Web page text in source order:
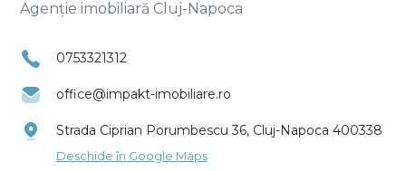
Agenție imobiliară Cluj-Napoca
0753321312
office@impakt-imobiliare.ro
Strada Ciprian Porumbescu 36, Cluj-Napoca 400338
Deschide în Google Maps